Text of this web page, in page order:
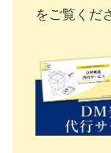
をご覧くだ